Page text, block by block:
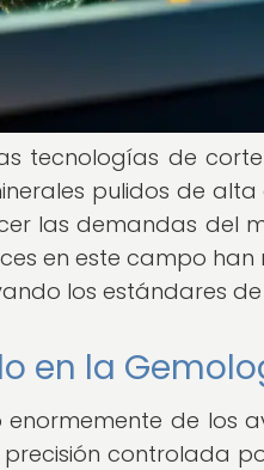
tecnologías de
pulidos de
las demandas del
en este campo
los estándares
en la
de los
controlada